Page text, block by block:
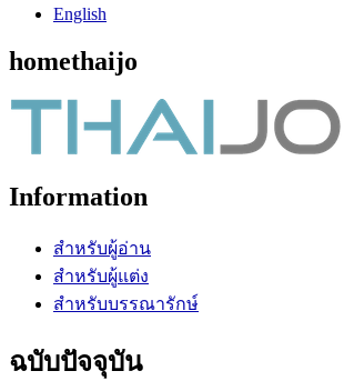
English
homethaijo
Information
สำหรับผู้อ่าน
สำหรับผู้แต่ง
สำหรับบรรณารักษ์
ฉบับปัจจุบัน